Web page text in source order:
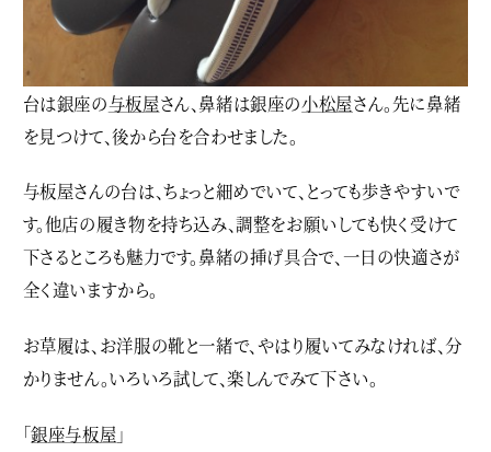
台は銀座の与板屋さん、鼻緒は銀座の小松屋さん。先に鼻緒
を見つけて、後から台を合わせました。
与板屋さんの台は、ちょっと細めでいて、とっても歩きやすいで
す。他店の履き物を持ち込み、調整をお願いしても快く受けて
下さるところも魅力です。鼻緒の挿げ具合で、一日の快適さが
全く違いますから。
お草履は、お洋服の靴と一緒で、やはり履いてみなければ、分
かりません。いろいろ試して、楽しんでみて下さい。
「銀座与板屋」